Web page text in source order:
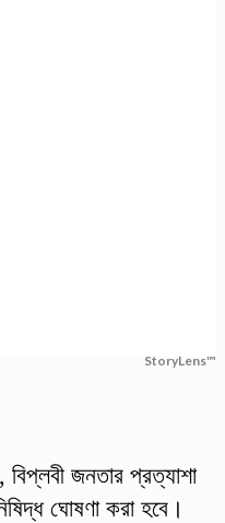
StoryLens™
জনতার প্রত্যাশা
ঘোষণা করা হবে।